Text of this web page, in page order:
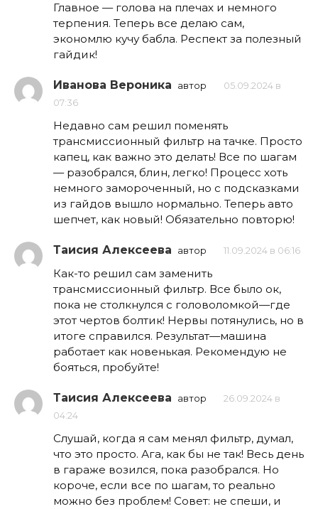
Главное — голова на плечах и немного
терпения. Теперь все делаю сам,
экономлю кучу бабла. Респект за полезный
гайдик!
Иванова Вероника автор
05.09.2024 в
07:36
Недавно сам решил поменять
трансмиссионный фильтр на тачке. Просто
капец, как важно это делать! Все по шагам
— разобрался, блин, легко! Процесс хоть
немного замороченный, но с подсказками
из гайдов вышло нормально. Теперь авто
шепчет, как новый! Обязательно повторю!
Таисия Алексеева автор 11.09.2024 в 06:16
Как-то решил сам заменить
трансмиссионный фильтр. Все было ок,
пока не столкнулся с головоломкой—где
этот чертов болтик! Нервы потянулись, но в
итоге справился. Результат—машина
работает как новенькая. Рекомендую не
бояться, пробуйте!
Таисия Алексеева автор
26.09.2024 в
04:24
Слушай, когда я сам менял фильтр, думал,
что это просто. Ага, как бы не так! Весь день
в гараже возился, пока разобрался. Но
короче, если все по шагам, то реально
можно без проблем! Совет: не спеши, и